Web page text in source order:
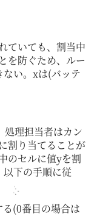
ていても、割当中
を防ぐため、ルー
ない。xは(バッテ
処理担当者はカン
割り当てることが
のセルに値yを割
以下の手順に従
(0番目の場合は